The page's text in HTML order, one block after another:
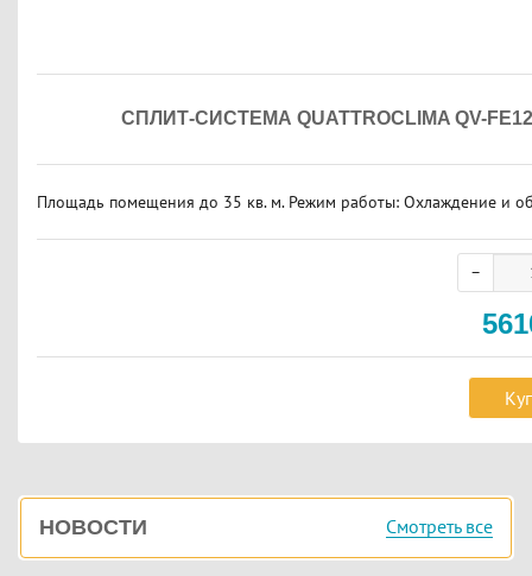
СПЛИТ-СИСТЕМА QUATTROCLIMA QV-
Площадь помещения до 35 кв. м. Режим работы: Охлаждение и
Боковая
панель
НОВОСТИ Смотреть все